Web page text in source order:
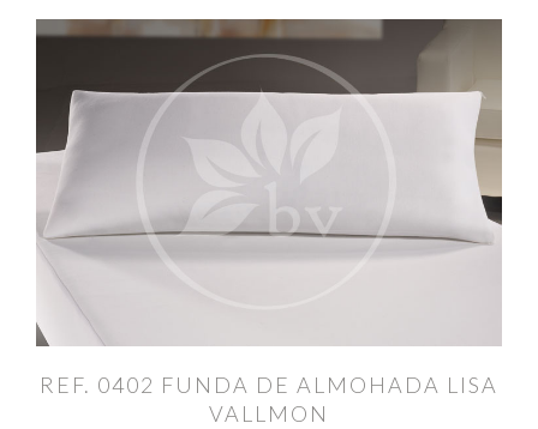
REF. 0402 FUNDA DE ALMOHADA LISA
VALLMON